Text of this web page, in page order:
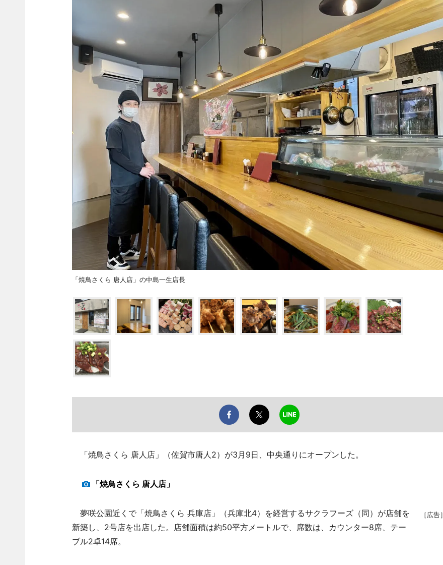
「焼鳥さくら 唐人店」の中島一生店長
「焼鳥さくら 唐人店」（佐賀市唐人2）が3月9日、中央通りにオープンした。
「焼鳥さくら 唐人店」
［広告］
夢咲公園近くで「焼鳥さくら 兵庫店」（兵庫北4）を経営するサクラフーズ（同）が店舗を
新築し、2号店を出店した。店舗面積は約50平方メートルで、席数は、カウンター8席、テー
ブル2卓14席。